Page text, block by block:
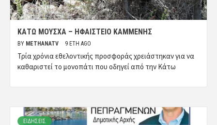
ΚΆΤΩ ΜΟΎΣΧΑ – ΗΦΑΊΣΤΕΙΟ ΚΑΜΜΈΝΗΣ
BY METHANATV 9 ΈΤΗ AGO
Τρία χρόνια εθελοντικής προσφοράς χρειάστηκαν για να
καθαριστεί το μονοπάτι που οδηγεί από την Κάτω
ΕΙΔΗΣΕΙΣ